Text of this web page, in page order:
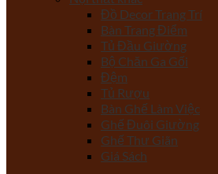
Đồ Decor Trang Trí
Bàn Trang Điểm
Tủ Đầu Giường
Bộ Chăn Ga Gối
Đệm
Tủ Rượu
Bàn Ghế Làm Việc
Ghế Đuôi Giường
Ghế Thư Giãn
Giá Sách